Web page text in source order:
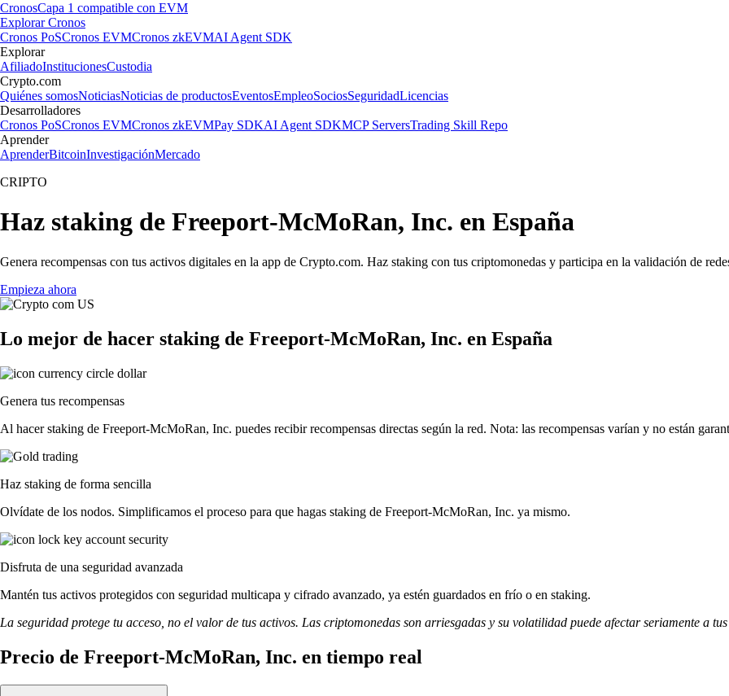
CronosCapa 1 compatible con EVM
Explorar Cronos
Cronos PoSCronos EVMCronos zkEVMAI Agent SDK
Explorar
AfiliadoInstitucionesCustodia
Crypto.com
Quiénes somosNoticiasNoticias de productosEventosEmpleoSociosSeguridadLicencias
Desarrolladores
Cronos PoSCronos EVMCronos zkEVMPay SDKAI Agent SDKMCP ServersTrading Skill Repo
Aprender
AprenderBitcoinInvestigaciónMercado
CRIPTO
Haz staking de Freeport-McMoRan, Inc. en España
Genera recompensas con tus activos digitales en la app de Crypto.com. Haz staking con tus criptomonedas y participa en la validación de
Empieza ahora
Lo mejor de hacer staking de Freeport-McMoRan, Inc. en España
Genera tus recompensas
Al hacer staking de Freeport-McMoRan, Inc. puedes recibir recompensas directas según la red. Nota: las recompensas varían y no están
Haz staking de forma sencilla
Olvídate de los nodos. Simplificamos el proceso para que hagas staking de Freeport-McMoRan, Inc. ya mismo.
Disfruta de una seguridad avanzada
Mantén tus activos protegidos con seguridad multicapa y cifrado avanzado, ya estén guardados en frío o en staking.
La seguridad protege tu acceso, no el valor de tus activos. Las criptomonedas son arriesgadas y su volatilidad puede afectar seriamente a
Precio de Freeport-McMoRan, Inc. en tiempo real